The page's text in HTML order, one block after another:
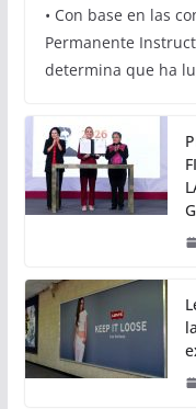
• Con base en las
Permanente
determina que ha